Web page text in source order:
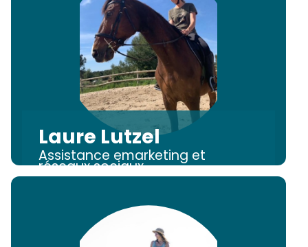
Laure Lutzel
Assistance emarketing et
réseaux sociaux